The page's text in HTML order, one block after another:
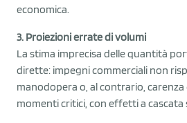
economica.
3. Proiezioni errate di volumi
La stima imprecisa delle quantità
dirette: impegni commerciali non
manodopera o, al contrario,
momenti critici, con effetti a cascata